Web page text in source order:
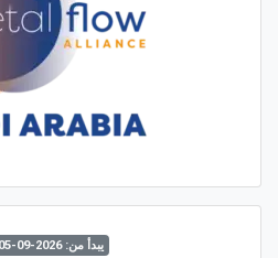
يبدأ من: 2026-09-05 - ينتهي في: 2026-09-07 (3 يوم)